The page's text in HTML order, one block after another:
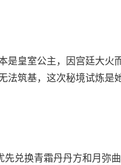
是皇室公主，因宫廷大
法筑基，这次秘境试炼是
兑换青霜丹丹方和月弥曲